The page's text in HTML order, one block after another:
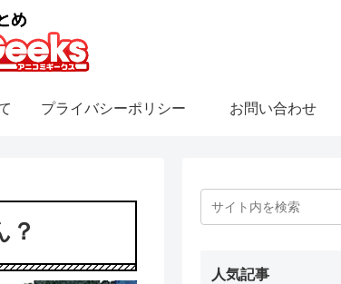
プライバシーポリシー お問い合わせ
？
人気記事